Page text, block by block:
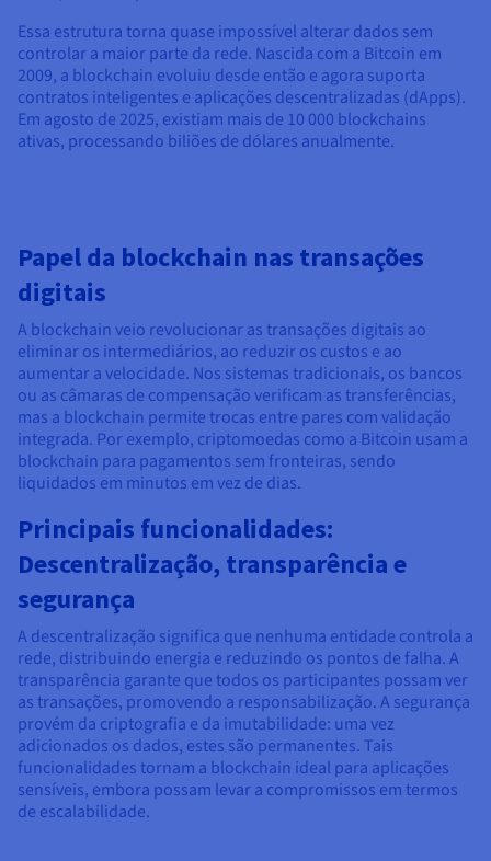
Essa estrutura torna quase impossível alterar dados sem
controlar a maior parte da rede. Nascida com a Bitcoin em
2009, a blockchain evoluiu desde então e agora suporta
contratos inteligentes e aplicações descentralizadas (dApps).
Em agosto de 2025, existiam mais de 10 000 blockchains
ativas, processando biliões de dólares anualmente.
Papel da blockchain nas transações
digitais
A blockchain veio revolucionar as transações digitais ao
eliminar os intermediários, ao reduzir os custos e ao
aumentar a velocidade. Nos sistemas tradicionais, os bancos
ou as câmaras de compensação verificam as transferências,
mas a blockchain permite trocas entre pares com validação
integrada. Por exemplo, criptomoedas como a Bitcoin usam a
blockchain para pagamentos sem fronteiras, sendo
liquidados em minutos em vez de dias.
Principais funcionalidades:
Descentralização, transparência e
segurança
A descentralização significa que nenhuma entidade controla a
rede, distribuindo energia e reduzindo os pontos de falha. A
transparência garante que todos os participantes possam ver
as transações, promovendo a responsabilização. A segurança
provém da criptografia e da imutabilidade: uma vez
adicionados os dados, estes são permanentes. Tais
funcionalidades tornam a blockchain ideal para aplicações
sensíveis, embora possam levar a compromissos em termos
de escalabilidade.